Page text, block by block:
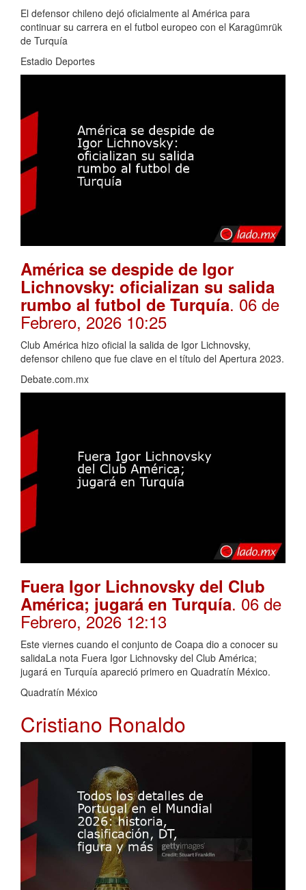
El defensor chileno dejó oficialmente al América para
continuar su carrera en el futbol europeo con el Karagümrük
de Turquía
Estadio Deportes
América se despide de Igor
Lichnovsky: oficializan su salida
rumbo al futbol de Turquía. 06 de
Febrero, 2026 10:25
Club América hizo oficial la salida de Igor Lichnovsky,
defensor chileno que fue clave en el título del Apertura 2023.
Debate.com.mx
Fuera Igor Lichnovsky del Club
América; jugará en Turquía. 06 de
Febrero, 2026 12:13
Este viernes cuando el conjunto de Coapa dio a conocer su
salidaLa nota Fuera Igor Lichnovsky del Club América;
jugará en Turquía apareció primero en Quadratín México.
Quadratín México
Cristiano Ronaldo